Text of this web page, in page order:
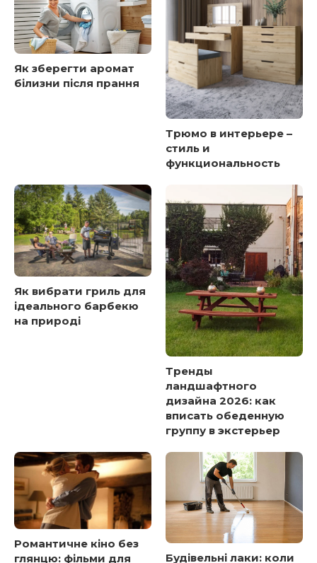
Як зберегти аромат
білизни після прання
Трюмо в интерьере –
стиль и
функциональность
Як вибрати гриль для
ідеального барбекю
на природі
Тренды
ландшафтного
дизайна 2026: как
вписать обеденную
группу в экстерьер
Романтичне кіно без
глянцю: фільми для
Будівельні лаки: коли